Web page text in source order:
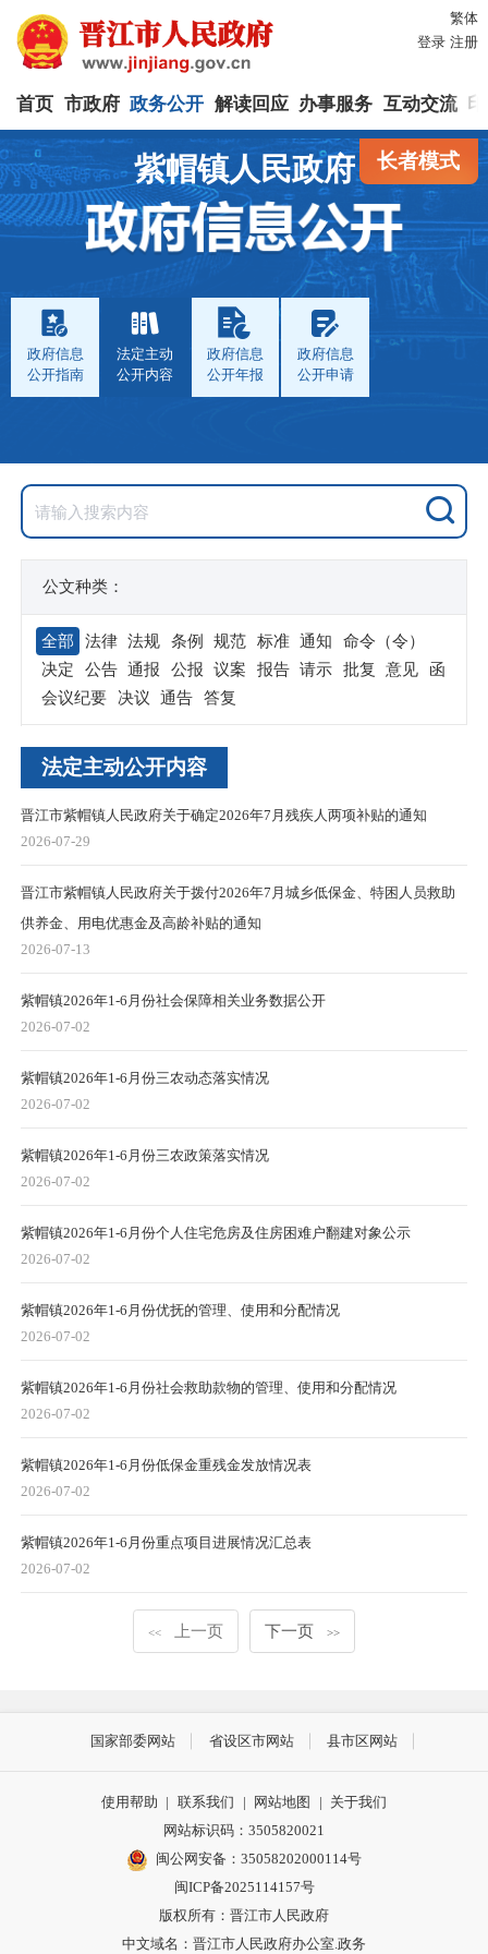
繁体
登录 注册
首页 市政府 政务公开 解读回应 办事服务 互动交流
长者模式
紫帽镇人民政府
政府信息
公开指南
法定主动
公开内容
政府信息
公开年报
政府信息
公开申请
公文种类：
全部 法律 法规 条例 规范 标准 通知
命令（令）
决定
公告 通报 公报 议案 报告 请示 批复 意见
函
会议纪要
决议 通告 答复
法定主动公开内容
晋江市紫帽镇人民政府关于确定2026年7月残疾人两项补贴的通知
2026-07-29
晋江市紫帽镇人民政府关于拨付2026年7月城乡低保金、特困人员救助
供养金、用电优惠金及高龄补贴的通知
2026-07-13
紫帽镇2026年1-6月份社会保障相关业务数据公开
2026-07-02
紫帽镇2026年1-6月份三农动态落实情况
2026-07-02
紫帽镇2026年1-6月份三农政策落实情况
2026-07-02
紫帽镇2026年1-6月份个人住宅危房及住房困难户翻建对象公示
2026-07-02
紫帽镇2026年1-6月份优抚的管理、使用和分配情况
2026-07-02
紫帽镇2026年1-6月份社会救助款物的管理、使用和分配情况
2026-07-02
紫帽镇2026年1-6月份低保金重残金发放情况表
2026-07-02
紫帽镇2026年1-6月份重点项目进展情况汇总表
2026-07-02
<< 上一页 下一页 >>
国家部委网站 省设区市网站 县市区网站
使用帮助 | 联系我们 | 网站地图 | 关于我们
网站标识码：3505820021
闽公网安备：35058202000114号
闽ICP备2025114157号
版权所有：晋江市人民政府
中文域名：晋江市人民政府办公室.政务